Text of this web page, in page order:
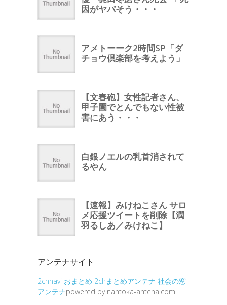
アンテナサイト
2chnavi おまとめ 2chまとめアンテナ 社会の窓
アンテナpowered by nantoka-antena.com